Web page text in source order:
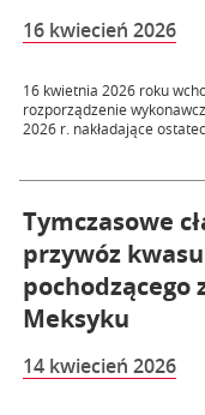
16 kwiecień 2026
16 kwietnia 2026 roku
rozporządzenie
2026 r. nakładające
Tymczasowe
przywóz
pochodzącego
Meksyku
14 kwiecień 2026